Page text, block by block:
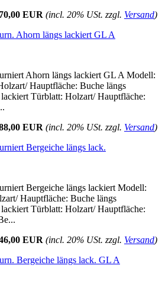
EUR (incl. 20% USt. zzgl. Versand)
Ahorn längs lackiert GL A
Ahorn längs lackiert GL A Modell:
Hauptfläche: Buche längs
Türblatt: Holzart/ Hauptfläche:
EUR (incl. 20% USt. zzgl. Versand)
Bergeiche längs lack.
Bergeiche längs lackiert Modell:
Hauptfläche: Buche längs
Türblatt: Holzart/ Hauptfläche:
EUR (incl. 20% USt. zzgl. Versand)
Bergeiche längs lack. GL A